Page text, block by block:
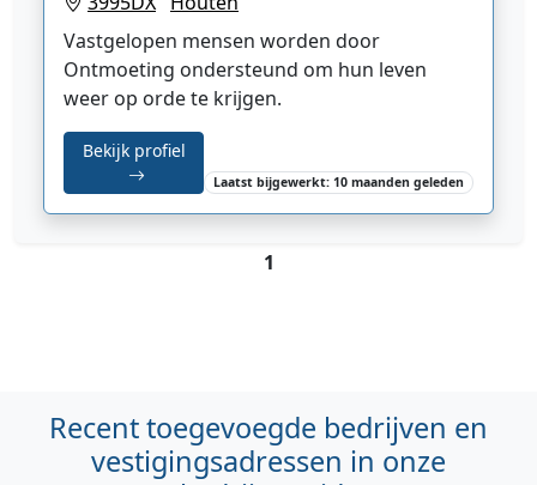
Vastgelopen mensen worden door
Ontmoeting ondersteund om hun leven
weer op orde te krijgen.
Bekijk profiel
Laatst bijgewerkt: 10 maanden geleden
1
Recent toegevoegde bedrijven en
vestigingsadressen in onze